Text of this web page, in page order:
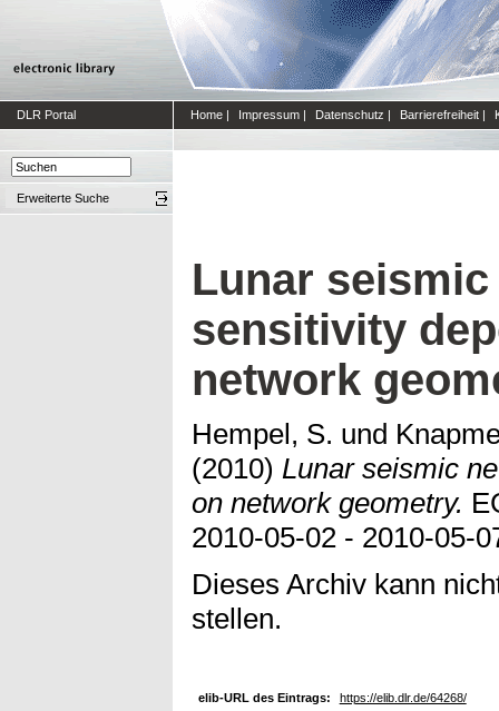
DLR Portal Home | Impressum | Datenschutz | Barrierefreiheit |
Erweiterte Suche
Lunar
sensitivity
network
Hempel, S. und
(2010) Lunar seismic
on network geometry.
2010-05-02 - 2010-05-
Dieses Archiv kann
stellen.
elib-URL des Eintrags:
https://elib.dlr.de/64268/